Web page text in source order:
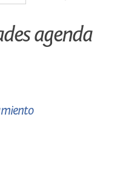
agenda